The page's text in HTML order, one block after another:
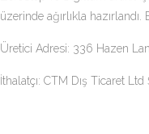
üzerinde ağırlıkla
Üretici Adresi: 336 Hazen
İthalatçı: CTM Dış Ticaret Ltd